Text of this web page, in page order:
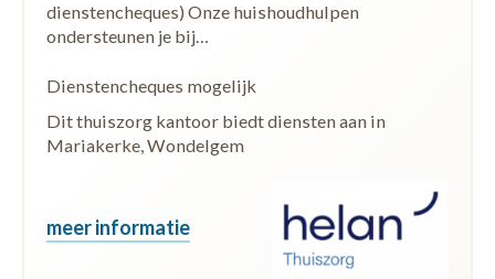
dienstencheques) Onze huishoudhulpen
ondersteunen je bij…
Dienstencheques mogelijk
Dit thuiszorg kantoor biedt diensten aan in
Mariakerke, Wondelgem
meer informatie